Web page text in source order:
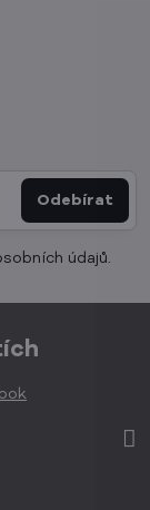
Odebírat
údajů.